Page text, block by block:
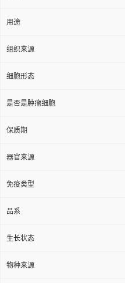
用途
组织来源
细胞形态
是否是肿瘤细胞
保质期
器官来源
免疫类型
品系
生长状态
物种来源